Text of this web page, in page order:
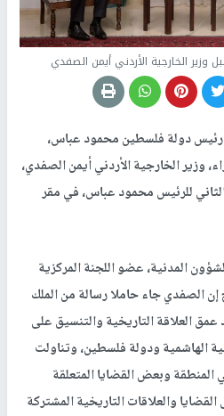
الخارجية الأردني أيمن الصفدي
دولة فلسطين محمود عباس،
وزير الخارجية الأردني أيمن الصفدي،
للرئيس محمود عباس، في مقر
المدنية، عضو اللجنة المركزية
الصفدي جاء حاملا رسالة من الملك
العلاقة التاريخية والتنسيق على
الهاشمية ودولة فلسطين، وتناولت
وبعض القضايا المتعلقة
القضايا والعلاقات التاريخية المشتركة